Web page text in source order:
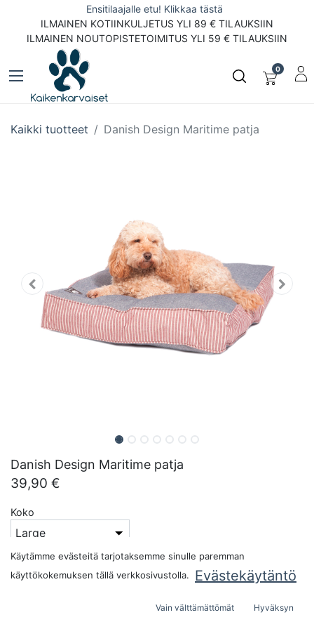
Ensitilaajalle etu! Klikkaa tästä
ILMAINEN KOTIINKULJETUS YLI 89 € TILAUKSIIN
ILMAINEN NOUTOPISTETOIMITUS YLI 59 € TILAUKSIIN
0
Kaikki tuotteet Danish Design Maritime patja
Danish Design Maritime patja
39,90 €
Koko
Väri
Käytämme evästeitä tarjotaksemme sinulle paremman
käyttökokemuksen tällä verkkosivustolla.
Evästekäytäntö
Vain välttämättömät Hyväksyn